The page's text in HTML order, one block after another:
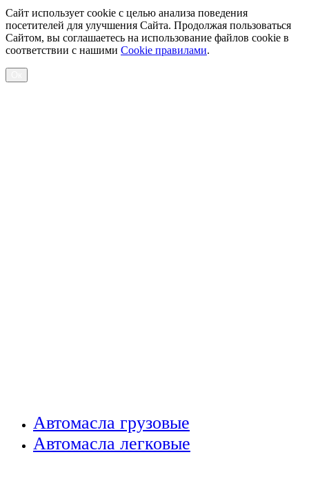
Сайт использует cookie с целью анализа поведения
посетителей для улучшения Сайта. Продолжая пользоваться
Сайтом, вы соглашаетесь на использование файлов cookie в
соответствии с нашими Cookiе правилами.
Автомасла грузовые
Автомасла легковые